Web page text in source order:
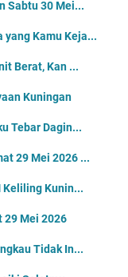
Sabtu 30 Mei...
yang Kamu Keja...
Berat, Kan ...
Kuningan
Tebar Dagin...
29 Mei 2026 ...
Keliling Kunin...
29 Mei 2026
Tidak In...